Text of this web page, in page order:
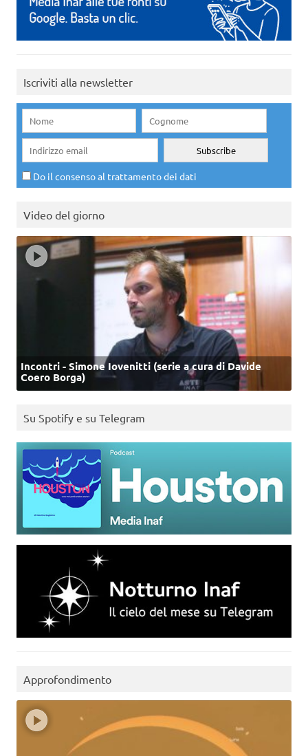
Iscriviti alla newsletter
Do il consenso al trattamento dei dati
Video del giorno
Incontri - Simone Iovenitti (serie a cura di Davide
Coero Borga)
Su Spotify e su Telegram
Approfondimento